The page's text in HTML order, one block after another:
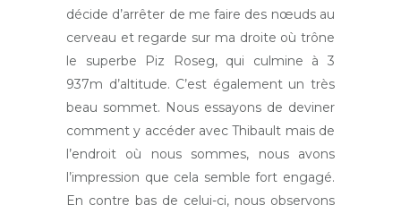
décide d’arrêter de me faire des nœuds au
cerveau et regarde sur ma droite où trône
le superbe Piz Roseg, qui culmine à 3
937m d’altitude. C’est également un très
beau sommet. Nous essayons de deviner
comment y accéder avec Thibault mais de
l’endroit où nous sommes, nous avons
l’impression que cela semble fort engagé.
En contre bas de celui-ci, nous observons